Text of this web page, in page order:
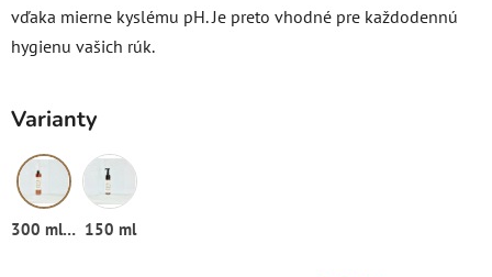
vďaka mierne kyslému pH. Je preto vhodné pre každodennú
hygienu vašich rúk.
Varianty
300 ml (refill) 150 ml